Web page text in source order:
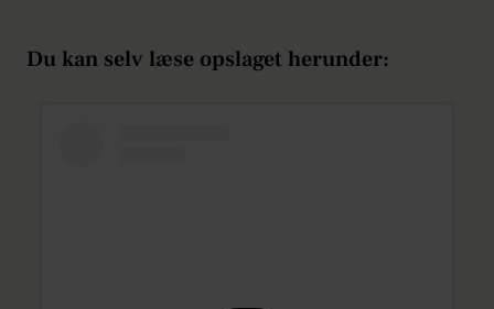
Du kan selv læse opslaget herunder: